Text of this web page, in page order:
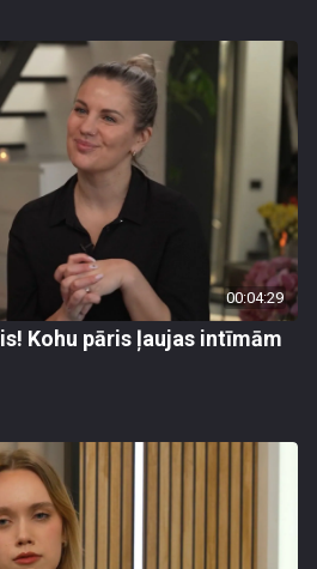
00:04:29
Kohu pāris ļaujas intīmām